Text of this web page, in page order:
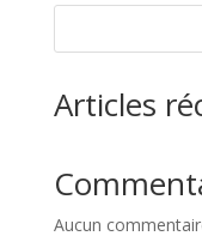
Articles
Aucun